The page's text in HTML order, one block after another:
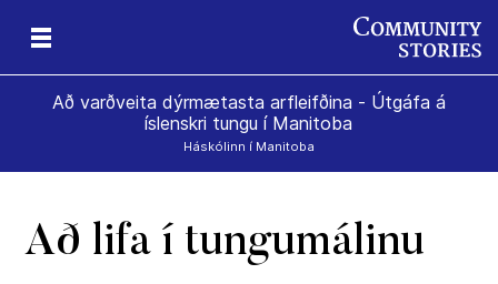
Að varðveita dýrmætasta arfleifðina - Útgáfa á
íslenskri tungu í Manitoba
Háskólinn í Manitoba
Að lifa í tungumálinu